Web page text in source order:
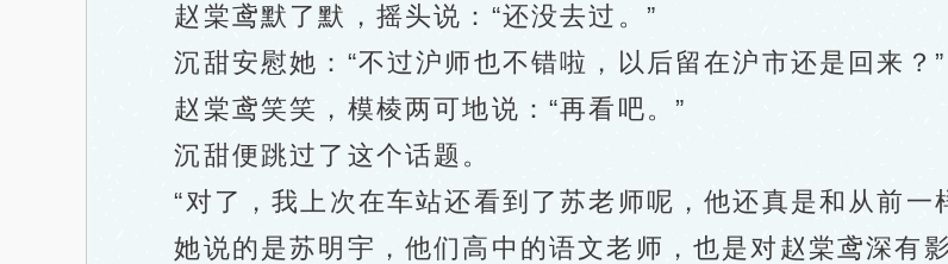
赵棠鸢默了默，摇头说：“还没去过。”
沉甜安慰她：“不过沪师也不错啦，以后留在沪市还是回来？”
赵棠鸢笑笑，模棱两可地说：“再看吧。”
沉甜便跳过了这个话题。
“对了，我上次在车站还看到了苏老师呢，他还真是和从前一
她说的是苏明宇，他们高中的语文老师，也是对赵棠鸢深有影